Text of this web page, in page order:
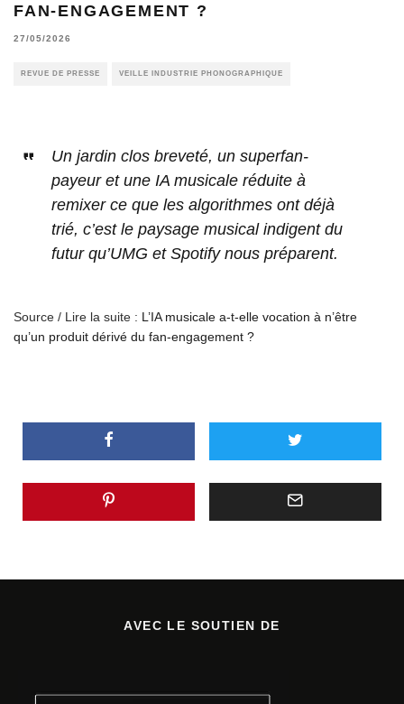
FAN-ENGAGEMENT ?
27/05/2026
REVUE DE PRESSE VEILLE INDUSTRIE PHONOGRAPHIQUE
Un jardin clos breveté, un superfan-
payeur et une IA musicale réduite à
remixer ce que les algorithmes ont déjà
trié, c’est le paysage musical indigent du
futur qu’UMG et Spotify nous préparent.
Source / Lire la suite : L’IA musicale a-t-elle vocation à n’être
qu’un produit dérivé du fan-engagement ?
AVEC LE SOUTIEN DE